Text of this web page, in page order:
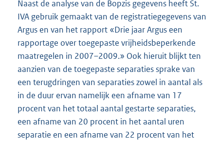
Naast de analyse van de Bopzis gegevens heeft St.
IVA gebruik gemaakt van de registratiegegevens van
Argus en van het rapport «Drie jaar Argus een
rapportage over toegepaste vrijheidsbeperkende
maatregelen in 2007–2009.» Ook hieruit blijkt ten
aanzien van de toegepaste separaties sprake van
een terugdringen van separaties zowel in aantal als
in de duur ervan namelijk een afname van 17
procent van het totaal aantal gestarte separaties,
een afname van 20 procent in het aantal uren
separatie en een afname van 22 procent van het